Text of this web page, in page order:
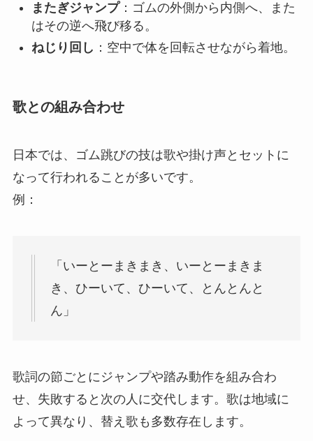
またぎジャンプ：ゴムの外側から内側へ、また
はその逆へ飛び移る。
ねじり回し ：空中で体を回転させながら着地。
歌との組み合わせ
日本では、ゴム跳びの技は歌や掛け声とセットに
なって行われることが多いです。
例：
「いーとーまきまき、いーとーまきま
き、ひーいて、ひーいて、とんとんと
ん」
歌詞の節ごとにジャンプや踏み動作を組み合わ
せ、失敗すると次の人に交代します。歌は地域に
よって異なり、替え歌も多数存在します。